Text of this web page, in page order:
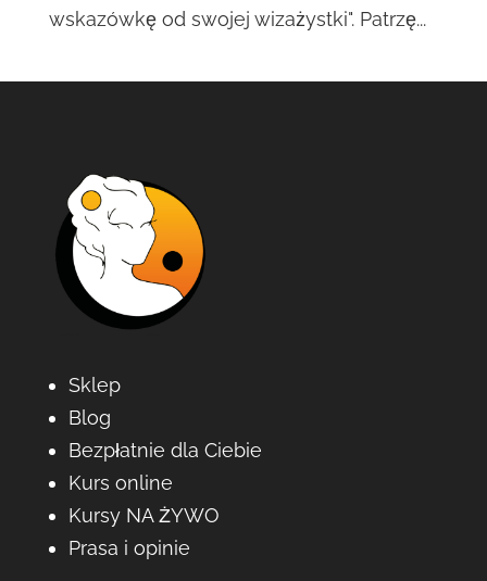
wskazówkę od swojej wizażystki". Patrzę...
Sklep
Blog
Bezpłatnie dla Ciebie
Kurs online
Kursy NA ŻYWO
Prasa i opinie